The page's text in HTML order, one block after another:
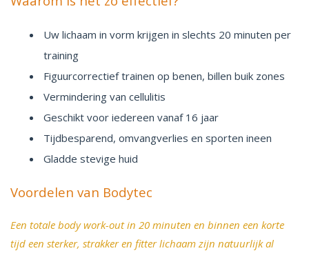
Uw lichaam in vorm krijgen in slechts 20 minuten per
training
Figuurcorrectief trainen op benen, billen buik zones
Vermindering van cellulitis
Geschikt voor iedereen vanaf 16 jaar
Tijdbesparend, omvangverlies en sporten ineen
Gladde stevige huid
Voordelen van Bodytec
Een totale body work-out in 20 minuten en binnen een korte
tijd een sterker, strakker en fitter lichaam zijn natuurlijk al